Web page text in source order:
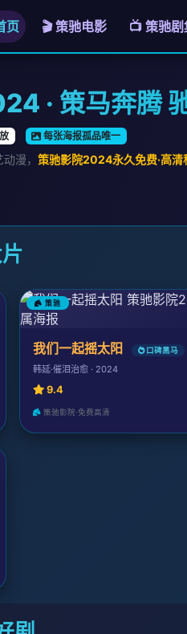
页 🎬 策驰电影 📺 策驰剧
· 策马奔腾
每张海报孤品唯一
漫， 策驰影院2024永久免费·高清
策驰
我们一起摇太阳 口碑黑马
韩延·催泪治愈 · 2024
9.4
策驰影院·免费高清